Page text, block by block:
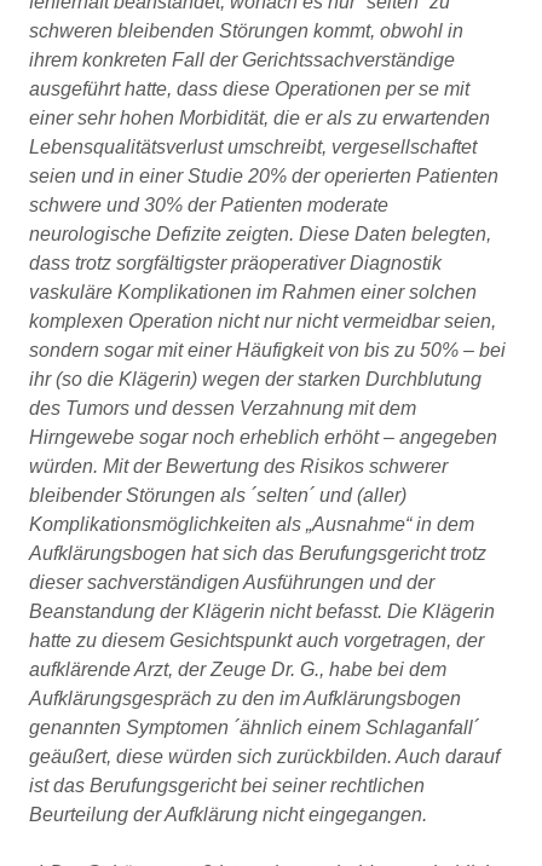
schweren bleibenden Störungen kommt, obwohl in
ihrem konkreten Fall der Gerichtssachverständige
ausgeführt hatte, dass diese Operationen per se mit
einer sehr hohen Morbidität, die er als zu erwartenden
Lebensqualitätsverlust umschreibt, vergesellschaftet
seien und in einer Studie 20% der operierten Patienten
schwere und 30% der Patienten moderate
neurologische Defizite zeigten. Diese Daten belegten,
dass trotz sorgfältigster präoperativer Diagnostik
vaskuläre Komplikationen im Rahmen einer solchen
komplexen Operation nicht nur nicht vermeidbar seien,
sondern sogar mit einer Häufigkeit von bis zu 50% – bei
ihr (so die Klägerin) wegen der starken Durchblutung
des Tumors und dessen Verzahnung mit dem
Hirngewebe sogar noch erheblich erhöht – angegeben
würden. Mit der Bewertung des Risikos schwerer
bleibender Störungen als ´selten´ und (aller)
Komplikationsmöglichkeiten als „Ausnahme“ in dem
Aufklärungsbogen hat sich das Berufungsgericht trotz
dieser sachverständigen Ausführungen und der
Beanstandung der Klägerin nicht befasst. Die Klägerin
hatte zu diesem Gesichtspunkt auch vorgetragen, der
aufklärende Arzt, der Zeuge Dr. G., habe bei dem
Aufklärungsgespräch zu den im Aufklärungsbogen
genannten Symptomen ´ähnlich einem Schlaganfall´
geäußert, diese würden sich zurückbilden. Auch darauf
ist das Berufungsgericht bei seiner rechtlichen
Beurteilung der Aufklärung nicht eingegangen.